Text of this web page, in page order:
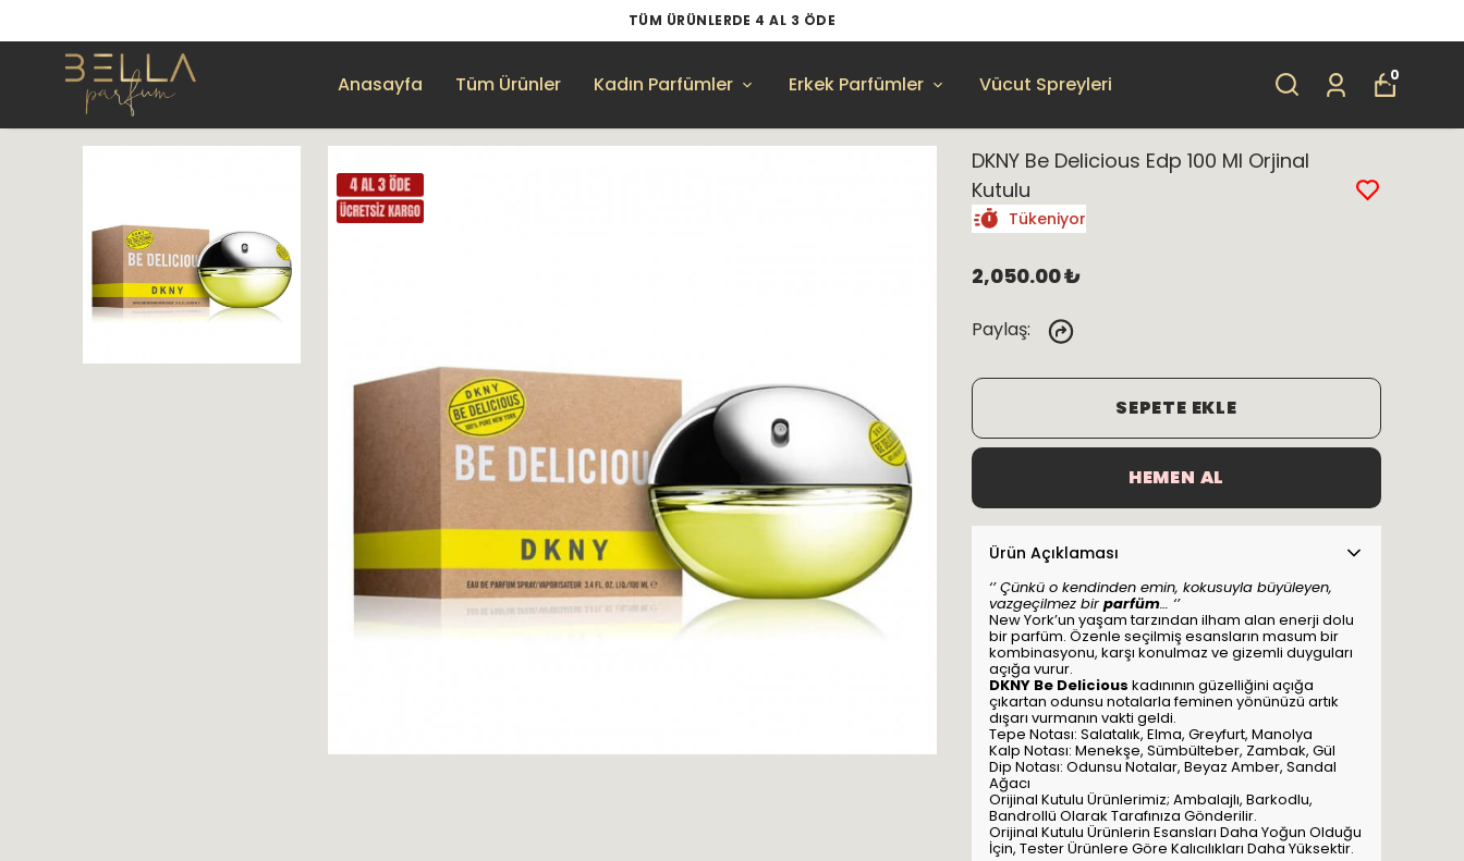
TÜM ÜRÜNLERDE 4 AL 3 ÖDE
Anasayfa Tüm Ürünler Kadın Parfümler Erkek Parfümler Vücut Spreyleri 0
DKNY Be Delicious Edp 100 Ml Orjinal
Kutulu
Tükeniyor
2,050.00 ₺
Paylaş:
SEPETE EKLE
HEMEN AL
Ürün Açıklaması
‘’ Çünkü o kendinden emin, kokusuyla büyüleyen,
vazgeçilmez bir parfüm… ‘’
New York’un yaşam tarzından ilham alan enerji dolu
bir parfüm. Özenle seçilmiş esansların masum bir
kombinasyonu, karşı konulmaz ve gizemli duyguları
açığa vurur.
DKNY Be Delicious kadınının güzelliğini açığa
çıkartan odunsu notalarla feminen yönünüzü artık
dışarı vurmanın vakti geldi.
Tepe Notası: Salatalık, Elma, Greyfurt, Manolya
Kalp Notası: Menekşe, Sümbülteber, Zambak, Gül
Dip Notası: Odunsu Notalar, Beyaz Amber, Sandal
Ağacı
Orijinal Kutulu Ürünlerimiz; Ambalajlı, Barkodlu,
Bandrollü Olarak Tarafınıza Gönderilir.
Orijinal Kutulu Ürünlerin Esansları Daha Yoğun Olduğu
İçin, Tester Ürünlere Göre Kalıcılıkları Daha Yüksektir.